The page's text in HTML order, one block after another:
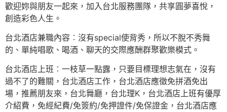
歡迎妳與朋友一起來，加入台北服務團隊，共享圓夢喜悅，
創造彩色人生。
台北酒店兼職內容︰沒有special使背秀，所以不脫不秀舞
的、單純唱歌、喝酒、聊天的交際應酬群聚歡樂模式。
台北酒店上班︰一枝草一點露，只要目標理想志氣在，沒有
過不了的難關，台北酒店工作，台北酒店應徵免拼酒免出
場，推薦朋友來，台北舞廳，台北理K，台北酒店上班有優厚
介紹費，免經紀費/免簽約/免押證件/免保證金，台北酒店應